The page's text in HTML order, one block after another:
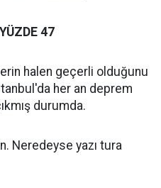
47
halen geçerli olduğunu
her an deprem
durumda.
Neredeyse yazı tura